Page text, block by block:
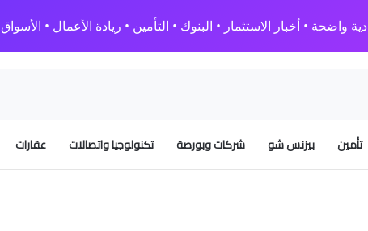
واضحة • أخبار الاستثمار • البنوك • التأمين • ريادة الأعمال • الأسواق
تأمين بيزنس شو شركات وبورصة تكنولوجيا واتصالات عقارات